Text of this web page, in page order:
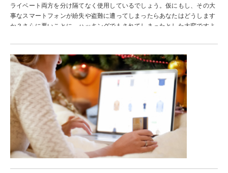
ライベート両方を分け隔てなく使用しているでしょう。仮にもし、その大
事なスマートフォンが紛失や盗難に遭ってしまったらあなたはどうします
か？さらに悪いことに、ハッキングでもされてしまったとした大変ですよ
世界中の多くの人が自分のスマートフォンに対して2つの役割を持たせて
います。スペインのある調査によると、55％の人が同じスマートフォンを
プライベートと仕事の両方で使用していることがわかりました。また、同
じ調査で日本、オーストラリア、アメリカでは半数以上の人がスマートフ
ォンを利用していますが、イギリスとドイツのような国では、それぞれ
31％と23％ほどに落ち着いています。 たとえ、これらの統計が高かった
り、低かったとしてもセキュリティへの影響は、実はそんなに変わりはあ
りません。しかし、企業や個人の情報を含んでいるスマートフォンは格好
の標的となります。ハッカーたちは、多くのスマートフォンが何の保護対
策もしておらず無防備な状態なので、そこから個人情報や企業のネットワ
ークに簡単に「侵入」できることを知っているので、よく標的にしていま
す。 一言でいうと、スマートフォンを持っている社会人は、最も狙いやす
い格好のターゲットなのです。 スマートフォンをハッキングから守る 保